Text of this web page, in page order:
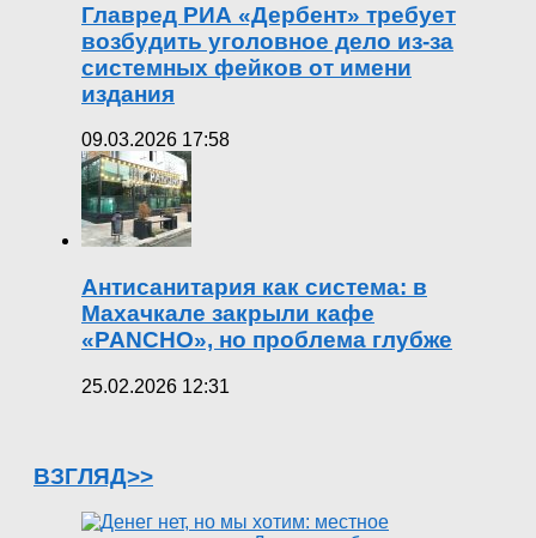
Главред РИА «Дербент» требует
возбудить уголовное дело из-за
системных фейков от имени
издания
09.03.2026 17:58
Антисанитария как система: в
Махачкале закрыли кафе
«PANCHO», но проблема глубже
25.02.2026 12:31
ВЗГЛЯД>>